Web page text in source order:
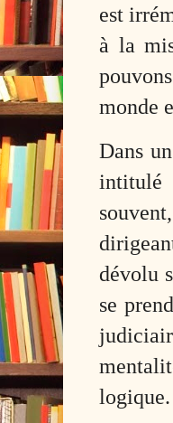
est
à la
monde
Dans
intitulé
dévolu
se
logique.